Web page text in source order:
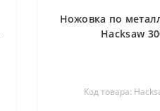
Ножовка по
Hacksaw
Код товара: